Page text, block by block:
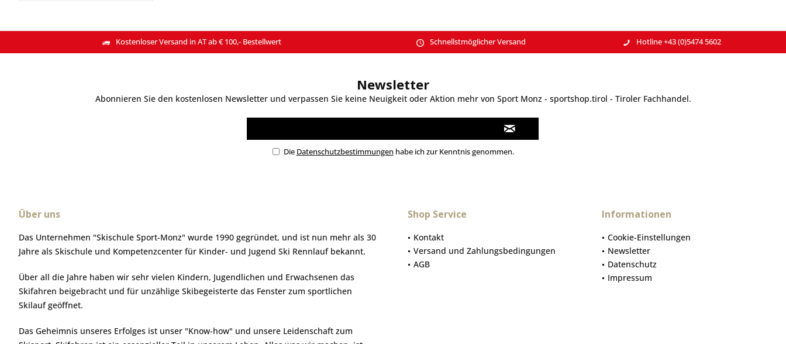
Kostenloser Versand in AT ab € 100,- Bestellwert Schnellstmöglicher Versand Hotline +43 (0)5474 5602
Newsletter
Abonnieren Sie den kostenlosen Newsletter und verpassen Sie keine Neuigkeit oder Aktion mehr von Sport Monz - sportshop.tirol - Tiroler Fachhandel.
Die Datenschutzbestimmungen habe ich zur Kenntnis genommen.
Über uns
Das Unternehmen "Skischule Sport-Monz" wurde 1990 gegründet, und ist nun mehr als 30
Jahre als Skischule und Kompetenzcenter für Kinder- und Jugend Ski Rennlauf bekannt.
Über all die Jahre haben wir sehr vielen Kindern, Jugendlichen und Erwachsenen das
Skifahren beigebracht und für unzählige Skibegeisterte das Fenster zum sportlichen
Skilauf geöffnet.
Das Geheimnis unseres Erfolges ist unser "Know-how" und unsere Leidenschaft zum
Shop Service
Kontakt
Versand und Zahlungsbedingungen
AGB
Informationen
Cookie-Einstellungen
Newsletter
Datenschutz
Impressum